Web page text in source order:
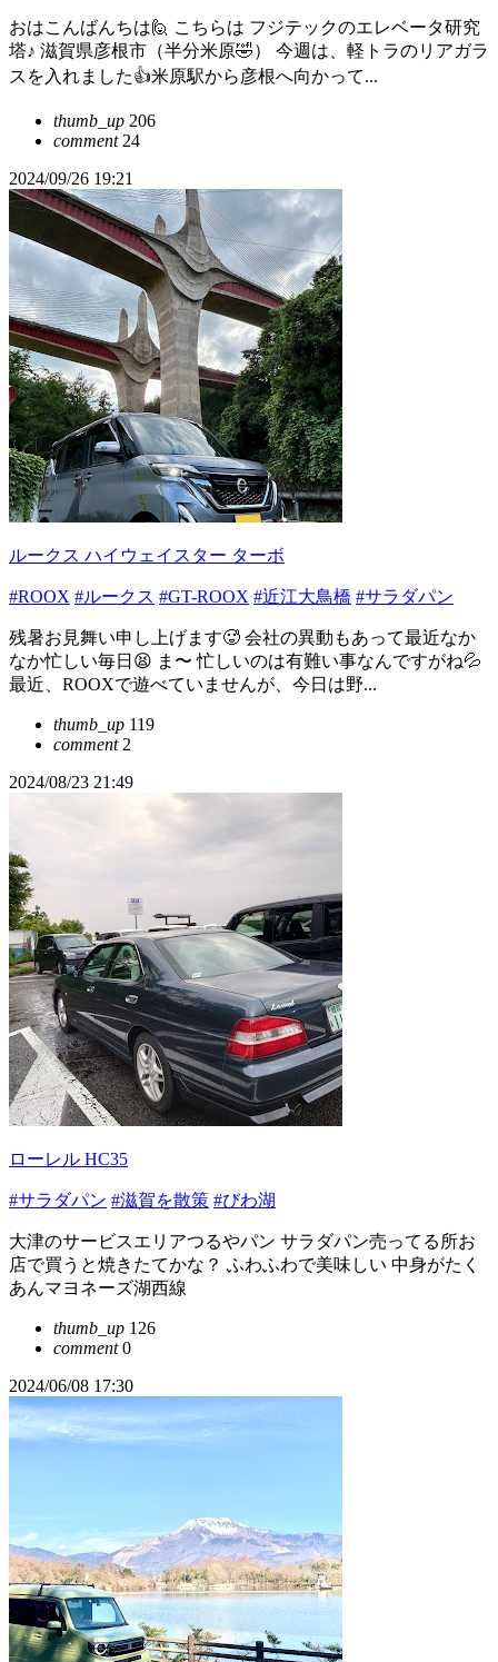
おはこんばんちは🙋 こちらは フジテックのエレベータ研究
塔♪ 滋賀県彦根市（半分米原🤣） 今週は、軽トラのリアガラ
スを入れました👍米原駅から彦根へ向かって...
thumb_up 206
comment24
2024/09/26 19:21
ルークス ハイウェイスター ターボ
#ROOX #ルークス #GT-ROOX #近江大鳥橋 #サラダパン
残暑お見舞い申し上げます🥵 会社の異動もあって最近なか
なか忙しい毎日😫 ま〜 忙しいのは有難い事なんですがね💦
最近、ROOXで遊べていませんが、今日は野...
thumb_up 119
comment2
2024/08/23 21:49
ローレル HC35
#サラダパン #滋賀を散策 #びわ湖
大津のサービスエリアつるやパン サラダパン売ってる所お
店で買うと焼きたてかな？ ふわふわで美味しい 中身がたく
あんマヨネーズ湖西線
thumb_up 126
comment0
2024/06/08 17:30